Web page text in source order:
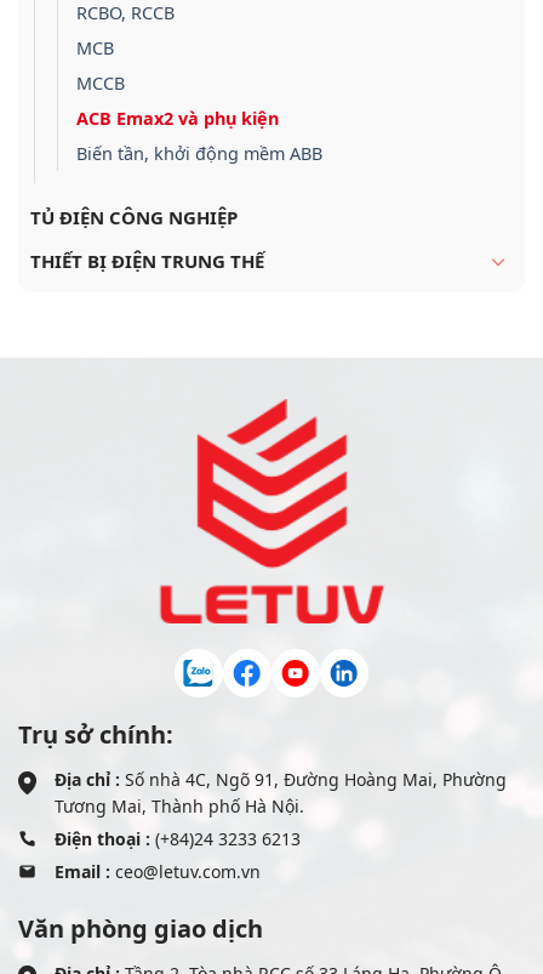
RCBO, RCCB
MCB
MCCB
ACB Emax2 và phụ kiện
Biến tần, khởi động mềm ABB
TỦ ĐIỆN CÔNG NGHIỆP
THIẾT BỊ ĐIỆN TRUNG THẾ
Trụ sở chính:
Địa chỉ : Số nhà 4C, Ngõ 91, Đường Hoàng Mai, Phường
Tương Mai, Thành phố Hà Nội.
Điện thoại : (+84)24 3233 6213
Email : ceo@letuv.com.vn
Văn phòng giao dịch